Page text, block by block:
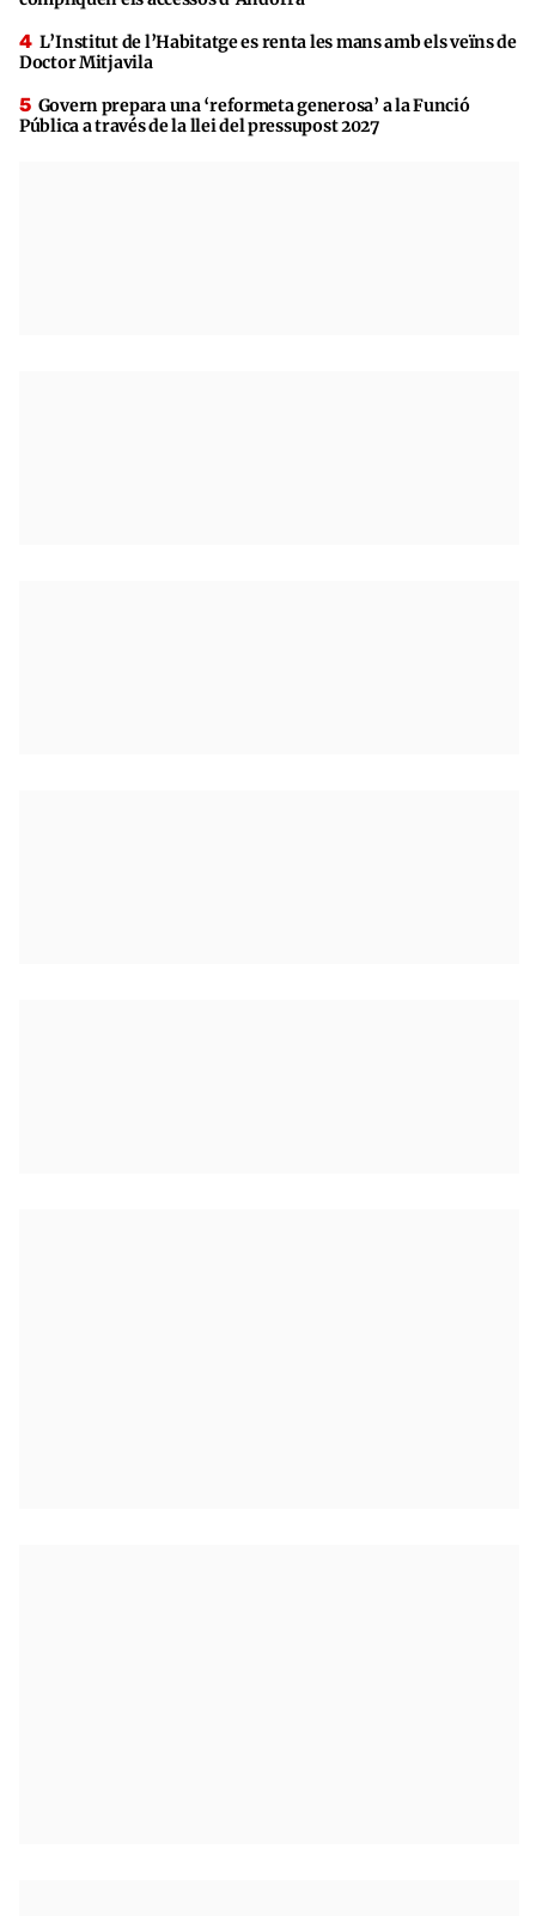
L’Institut de l’Habitatge es renta les mans amb els veïns de
Doctor Mitjavila
Govern prepara una ‘reformeta generosa’ a la Funció
Pública a través de la llei del pressupost 2027